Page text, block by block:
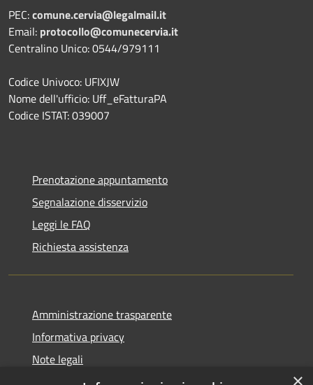
PEC:comune.cervia@legalmail.it
Email: protocollo@comunecervia.it
Centralino Unico: 0544/979111
Codice Univoco: UFIXJW
Nome dell'ufficio: Uff_eFatturaPA
Codice ISTAT: 039007
Prenotazione appuntamento
Segnalazione disservizio
Leggi le FAQ
Richiesta assistenza
Amministrazione trasparente
Informativa privacy
Note legali
Dichiarazione di accessibilità